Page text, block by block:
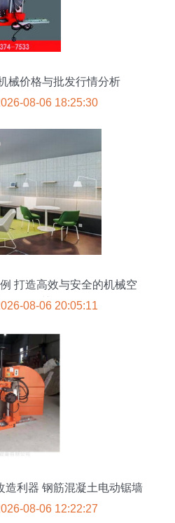
械价格与批发行情分析
08-06 18:25:30
打造高效与安全的机械空
显工程关怀
08-06 20:05:11
造利器 钢筋混凝土电动锯墙
全面解析
08-06 12:22:27